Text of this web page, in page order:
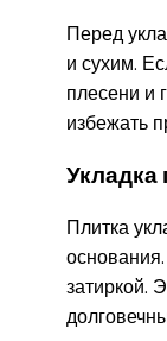
Перед
и сухим.
плесени и
избежать
Укладка
Плитка
затиркой.